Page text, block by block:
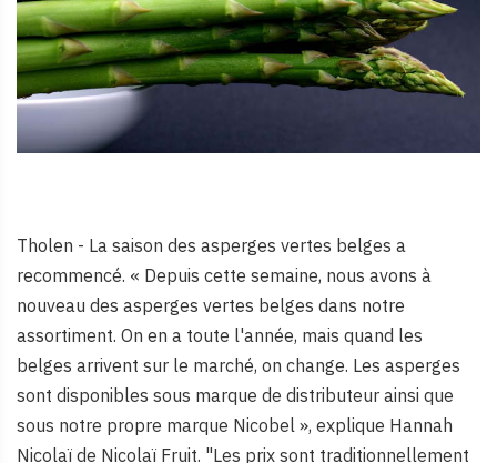
Tholen - La saison des asperges vertes belges a
recommencé. « Depuis cette semaine, nous avons à
nouveau des asperges vertes belges dans notre
assortiment. On en a toute l'année, mais quand les
belges arrivent sur le marché, on change. Les asperges
sont disponibles sous marque de distributeur ainsi que
sous notre propre marque Nicobel », explique Hannah
Nicolaï de Nicolaï Fruit. "Les prix sont traditionnellement